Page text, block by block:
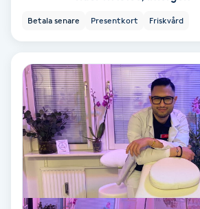
Extensions borttagning
Eyeliner-tatuering
Face framing
Faceliftmassage
Betala senare Presentkort Friskvård